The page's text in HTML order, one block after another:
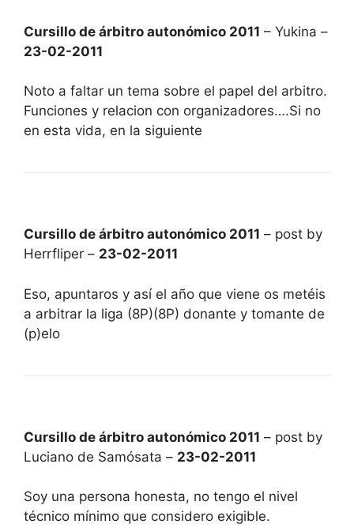
Cursillo de árbitro autonómico 2011 – Yukina –
23-02-2011
Noto a faltar un tema sobre el papel del arbitro.
Funciones y relacion con organizadores….Si no
en esta vida, en la siguiente
Cursillo de árbitro autonómico 2011 – post by
Herrfliper – 23-02-2011
Eso, apuntaros y así el año que viene os metéis
a arbitrar la liga (8P)(8P) donante y tomante de
(p)elo
Cursillo de árbitro autonómico 2011 – post by
Luciano de Samósata – 23-02-2011
Soy una persona honesta, no tengo el nivel
técnico mínimo que considero exigible.